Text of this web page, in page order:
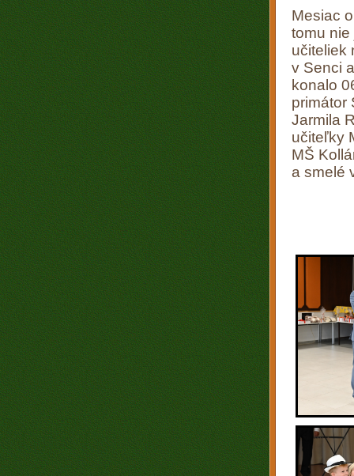
Mesiac
tomu
učiteliek
v Senci
konalo
primátor
Jarmila
učiteľky
MŠ
a smelé